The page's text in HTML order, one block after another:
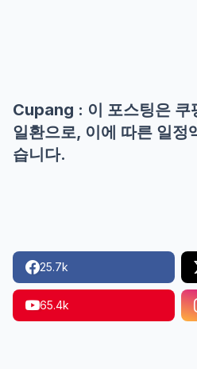
Cupang : 이 포스팅은 쿠
일환으로, 이에 따른 일정
습니다.
25.7k
65.4k